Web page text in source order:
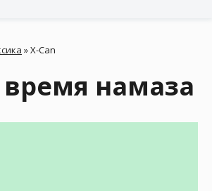
»X-Can
время намаза